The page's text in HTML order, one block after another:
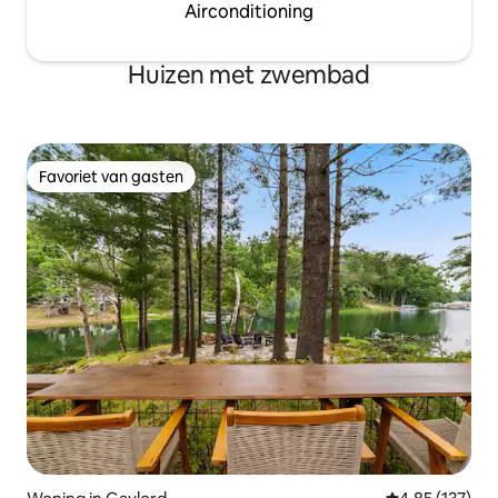
Airconditioning
Huizen met zwembad
Favoriet van gasten
Favoriet van gasten